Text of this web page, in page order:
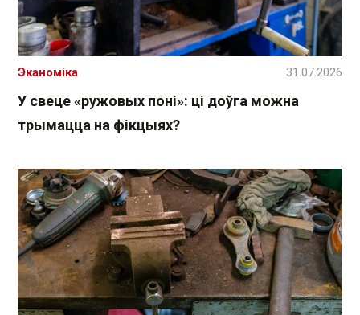
У свеце «ружовых поні»: ці доўга можна
трымацца на фікцыях?
Эканоміка 31.07.2026